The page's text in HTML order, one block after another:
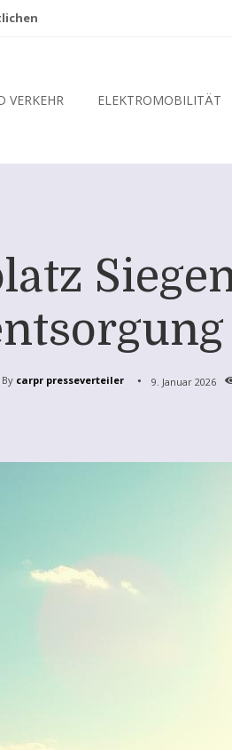
VERKEHR ELEKTROMOBILITÄT
By carpr presseverteiler 9. Januar 2026